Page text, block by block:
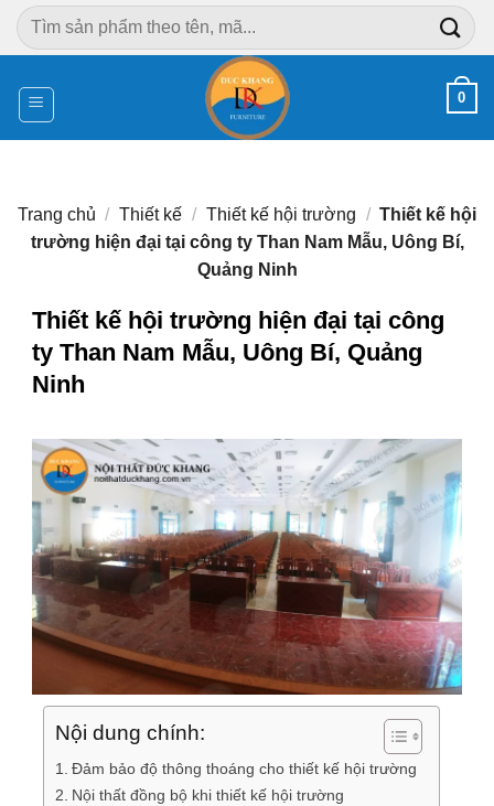
Chuyển
đến
dung
Tìm
kiếm:
0
Trang chủ / Thiết kế / Thiết kế hội trường / Thiết kế hội
trường hiện đại tại công ty Than Nam Mẫu, Uông Bí,
Quảng Ninh
Thiết kế hội trường hiện đại tại công
ty Than Nam Mẫu, Uông Bí, Quảng
Ninh
Nội dung chính:
Đảm bảo độ thông thoáng cho thiết kế hội trường
Nội thất đồng bộ khi thiết kế hội trường